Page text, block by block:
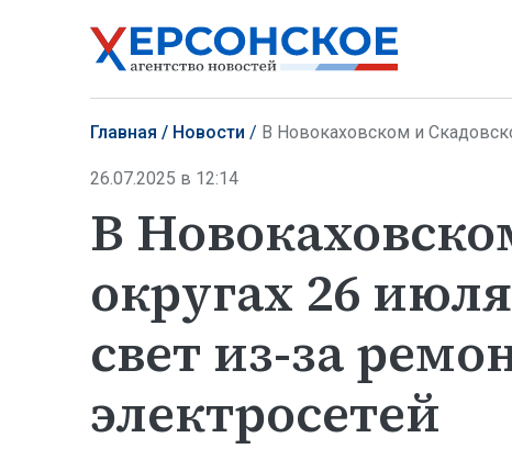
Главная Новости В Новокаховском и Скадовском
26.07.2025 в 12:14
В
округах 26
свет из-за
электросетей